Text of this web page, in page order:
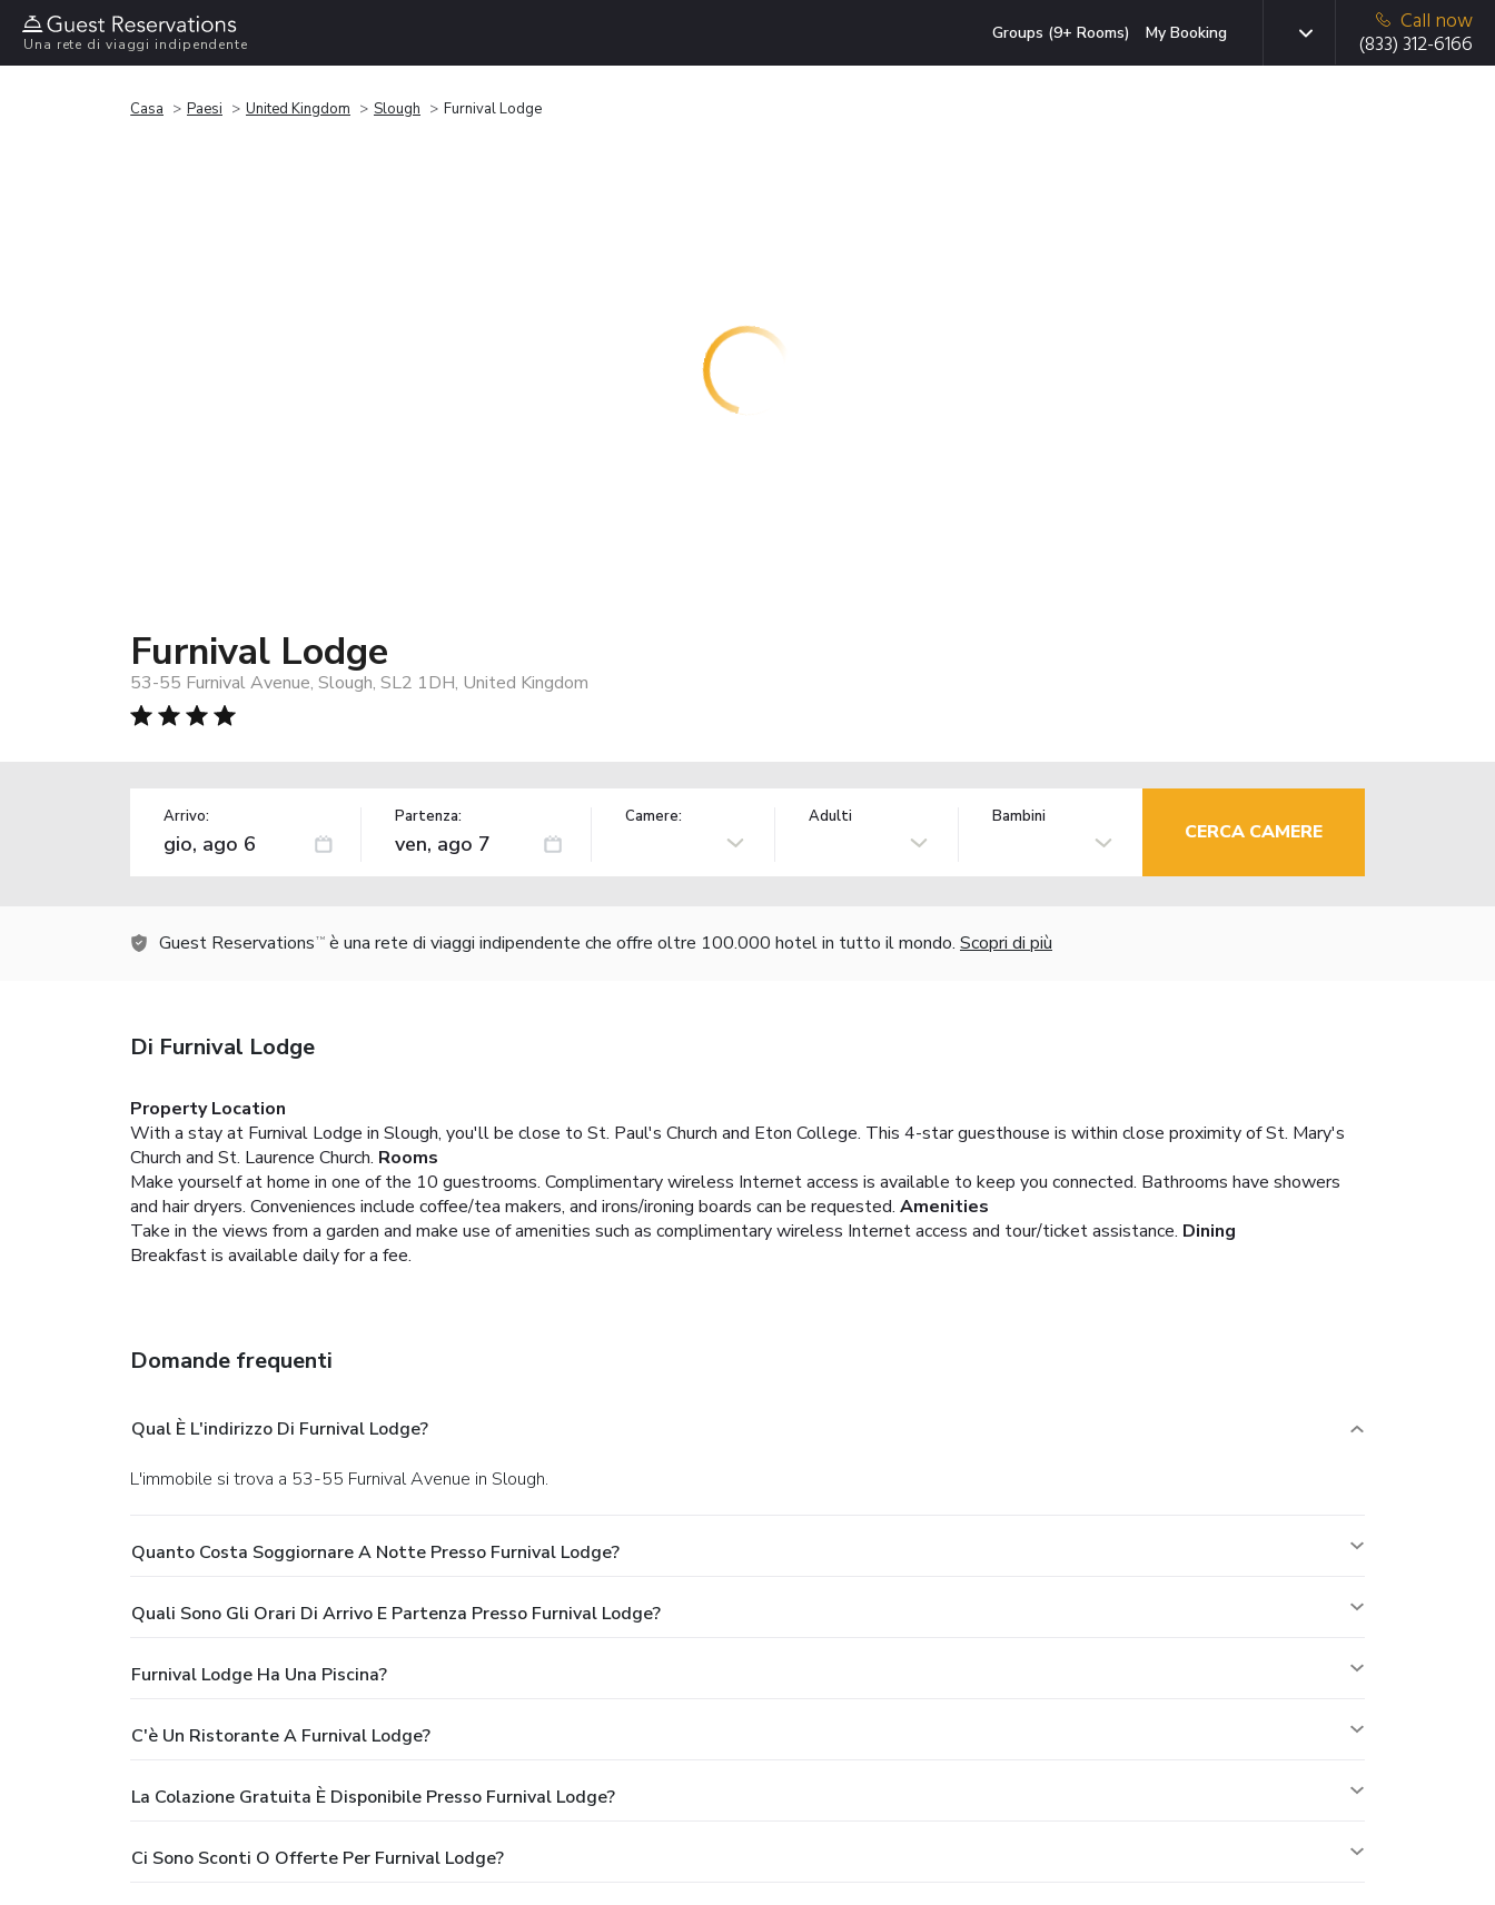
Una rete di viaggi indipendente
Groups (9+ Rooms) My Booking
Call now
(833) 312-6166
Casa Paesi United Kingdom Slough Furnival Lodge
Furnival Lodge
53-55 Furnival Avenue, Slough, SL2 1DH, United Kingdom
Arrivo: Partenza: Camere: Adulti Bambini
CERCA CAMERE
Guest Reservations TM è una rete di viaggi indipendente che offre oltre 100.000 hotel in tutto il mondo. Scopri di più
Di Furnival Lodge
Property Location
With a stay at Furnival Lodge in Slough, you'll be close to St. Paul's Church and Eton College. This 4-star guesthouse is within close proximity of St. Mary's
Church and St. Laurence Church. Rooms
Make yourself at home in one of the 10 guestrooms. Complimentary wireless Internet access is available to keep you connected. Bathrooms have showers
and hair dryers. Conveniences include coffee/tea makers, and irons/ironing boards can be requested. Amenities
Take in the views from a garden and make use of amenities such as complimentary wireless Internet access and tour/ticket assistance. Dining
Breakfast is available daily for a fee.
Domande frequenti
Qual È L'indirizzo Di Furnival Lodge?
L'immobile si trova a 53-55 Furnival Avenue in Slough.
Quanto Costa Soggiornare A Notte Presso Furnival Lodge?
Quali Sono Gli Orari Di Arrivo E Partenza Presso Furnival Lodge?
Furnival Lodge Ha Una Piscina?
C'è Un Ristorante A Furnival Lodge?
La Colazione Gratuita È Disponibile Presso Furnival Lodge?
Ci Sono Sconti O Offerte Per Furnival Lodge?